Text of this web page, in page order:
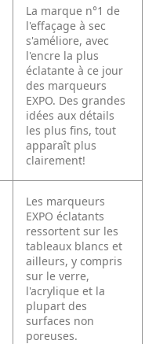
La marque n°1 de
l'effaçage à sec
s'améliore, avec
l'encre la plus
éclatante à ce jour
des marqueurs
EXPO. Des grandes
idées aux détails
les plus fins, tout
apparaît plus
clairement!
Les marqueurs
EXPO éclatants
ressortent sur les
tableaux blancs et
ailleurs, y compris
sur le verre,
l'acrylique et la
plupart des
surfaces non
poreuses.